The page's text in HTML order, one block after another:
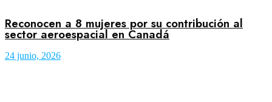
Reconocen a 8 mujeres por su contribución al
sector aeroespacial en Canadá
24 junio, 2026